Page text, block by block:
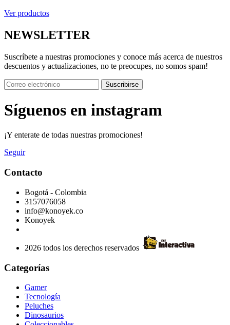
Ver productos
NEWSLETTER
Suscríbete a nuestras promociones y conoce más acerca de nuestros
descuentos y actualizaciones, no te preocupes, no somos spam!
Suscribirse
Síguenos en instagram
¡Y enterate de todas nuestras promociones!
Seguir
Contacto
Bogotá - Colombia
3157076058
info@konoyek.co
Konoyek
2026 todos los derechos reservados
Categorías
Gamer
Tecnología
Peluches
Dinosaurios